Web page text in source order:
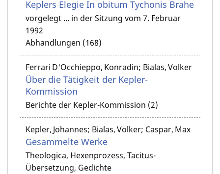
Keplers Elegie In obitum Tychonis Brahe
vorgelegt ... in der Sitzung vom 7. Februar
1992
Abhandlungen (168)
Ferrari D'Occhieppo, Konradin; Bialas, Volker
Über die Tätigkeit der Kepler-
Kommission
Berichte der Kepler-Kommission (2)
Kepler, Johannes; Bialas, Volker; Caspar, Max
Gesammelte Werke
Theologica, Hexenprozess, Tacitus-
Übersetzung, Gedichte